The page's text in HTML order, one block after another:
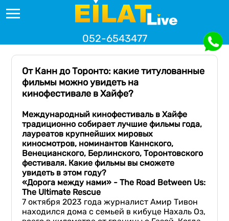
052-6543477
От Канн до Торонто: какие титулованные
фильмы можно увидеть на
кинофестивале в Хайфе?
Международный кинофестиваль в Хайфе
традиционно собирает лучшие фильмы года,
лауреатов крупнейших мировых
киносмотров, номинантов Каннского,
Венецианского, Берлинского, Торонтовского
фестиваля. Какие фильмы вы сможете
увидеть в этом году?
«Дорога между нами» - The Road Between Us:
The Ultimate Rescue
7 октября 2023 года журналист Амир Тивон
находился дома с семьей в кибуце Нахаль Оз,